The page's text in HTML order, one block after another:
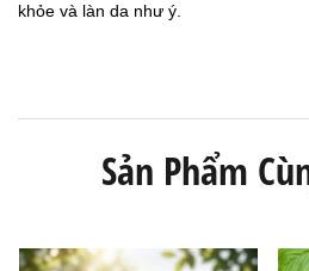
khỏe và làn da như ý.
Sản Phẩm